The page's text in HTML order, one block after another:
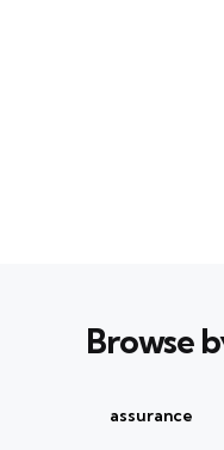
Browse
assurance